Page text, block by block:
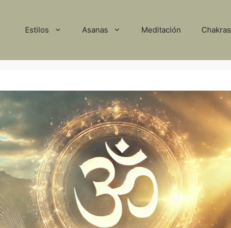
Estilos Asanas Meditación Chakras